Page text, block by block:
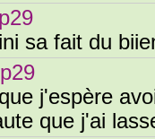
sa fait du
j'espère
que j'ai